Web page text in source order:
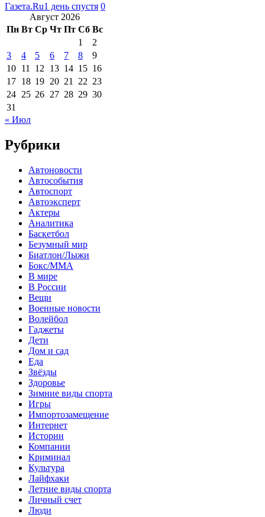
Газета.Ru1 день спустя 0
Август 2026
Пн Вт Ср Чт Пт Сб Вс
1
2
3
4 5 6 7 8
9
10 11 12 13 14 15 16
17 18 19 20 21 22 23
24 25 26 27 28 29 30
31
« Июл
Рубрики
Автоновости
Автособытия
Автоспорт
Автоэксперт
Актеры
Аналитика
Баскетбол
Безумный мир
Биатлон/Лыжи
Бокс/MMA
В мире
В России
Вещи
Военные новости
Волейбол
Гаджеты
Дети
Дом и сад
Еда
Звёзды
Здоровье
Зимние виды спорта
Игры
Импортозамещение
Интернет
Истории
Компании
Криминал
Культура
Лайфхаки
Летние виды спорта
Личный счет
Люди